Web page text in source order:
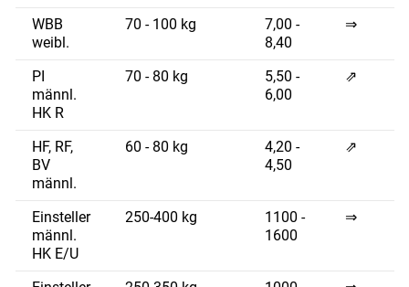
WBB
weibl.
70 - 100 kg
7,00 -
8,40
⇒
PI
männl.
HK R
70 - 80 kg
5,50 -
6,00
⇗
HF, RF,
BV
männl.
60 - 80 kg
4,20 -
4,50
⇗
Einsteller
männl.
HK E/U
250-400 kg
1100 -
1600
⇒